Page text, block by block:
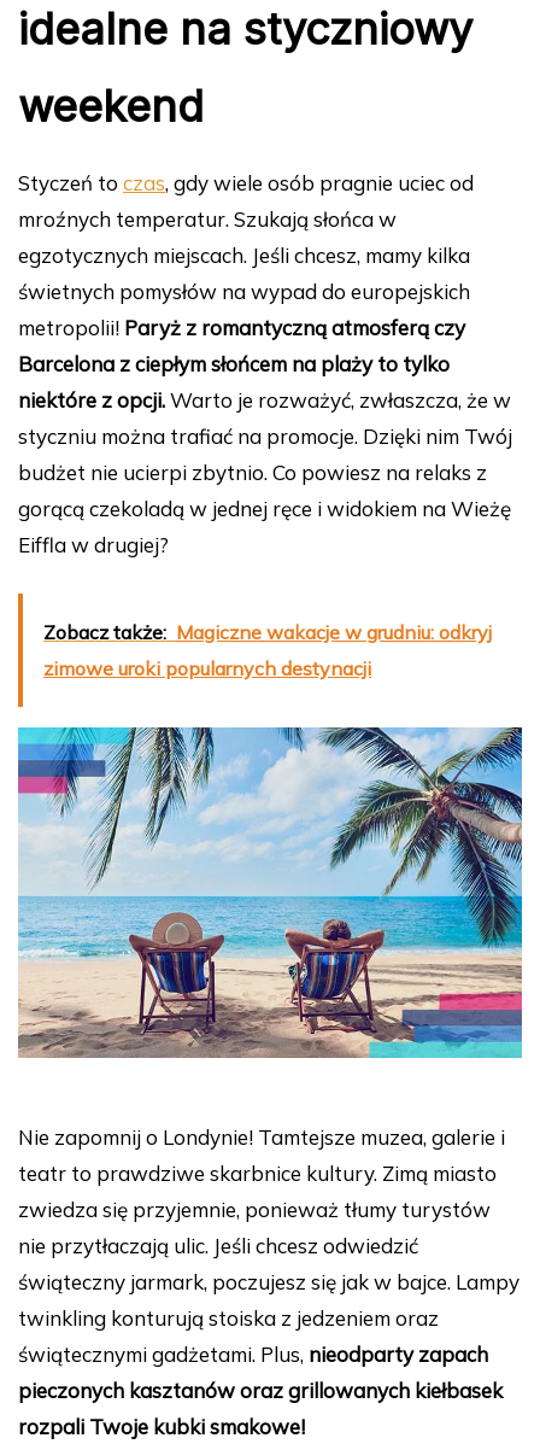
idealne na styczniowy
weekend
Styczeń to czas, gdy wiele osób pragnie uciec od
mroźnych temperatur. Szukają słońca w
egzotycznych miejscach. Jeśli chcesz, mamy kilka
świetnych pomysłów na wypad do europejskich
metropolii! Paryż z romantyczną atmosferą czy
Barcelona z ciepłym słońcem na plaży to tylko
niektóre z opcji.Warto je rozważyć, zwłaszcza, że w
styczniu można trafiać na promocje. Dzięki nim Twój
budżet nie ucierpi zbytnio. Co powiesz na relaks z
gorącą czekoladą w jednej ręce i widokiem na Wieżę
Eiffla w drugiej?
Zobacz także: Magiczne wakacje w grudniu: odkryj
zimowe uroki popularnych destynacji
Nie zapomnij o Londynie! Tamtejsze muzea, galerie i
teatr to prawdziwe skarbnice kultury. Zimą miasto
zwiedza się przyjemnie, ponieważ tłumy turystów
nie przytłaczają ulic. Jeśli chcesz odwiedzić
świąteczny jarmark, poczujesz się jak w bajce. Lampy
twinkling konturują stoiska z jedzeniem oraz
świątecznymi gadżetami. Plus, nieodparty zapach
pieczonych kasztanów oraz grillowanych kiełbasek
rozpali Twoje kubki smakowe!